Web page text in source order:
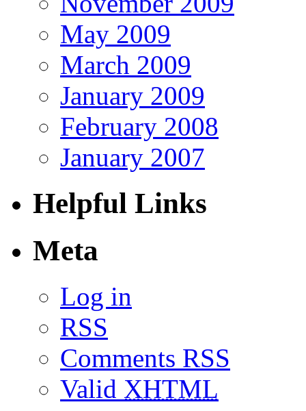
May 2009
March 2009
January 2009
February 2008
January 2007
Helpful Links
Meta
Log in
RSS
Comments RSS
Valid XHTML